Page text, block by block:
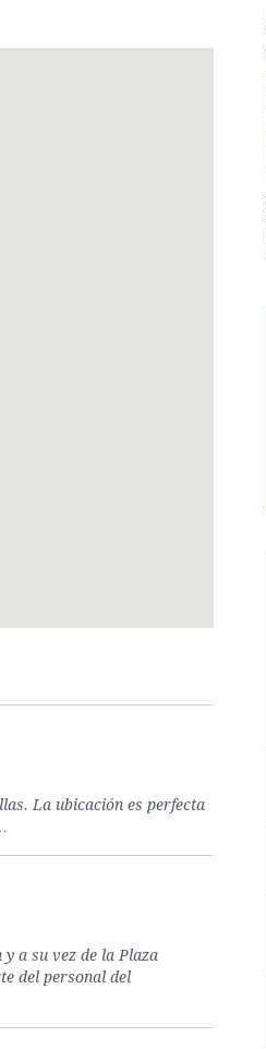
La ubicación es perfecta
a su vez de la Plaza
del personal del